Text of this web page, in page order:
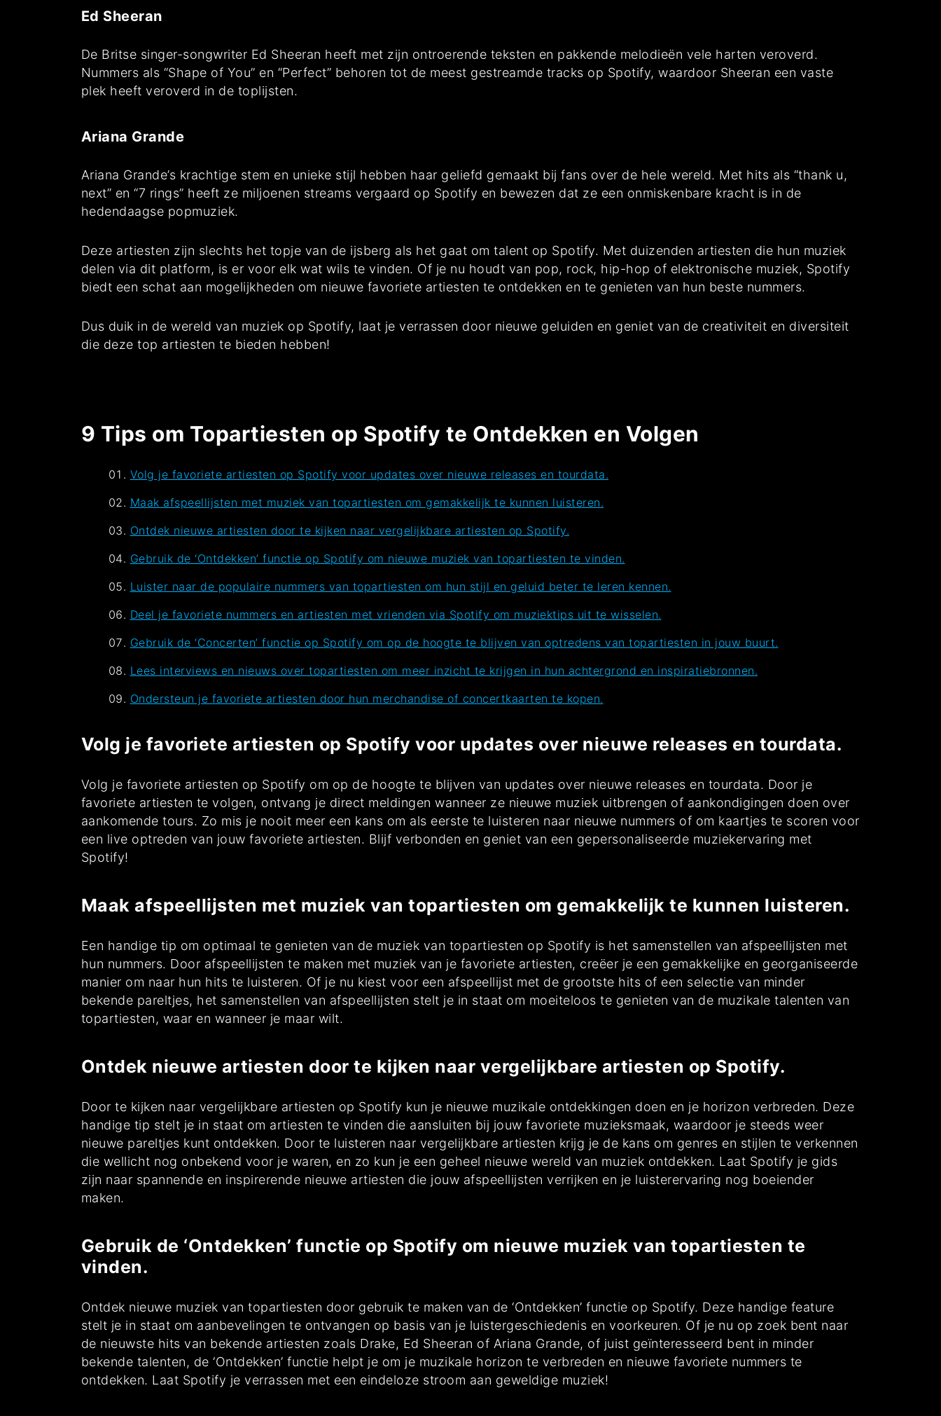
Ed Sheeran
De Britse singer-songwriter Ed Sheeran heeft met zijn ontroerende teksten en pakkende melodieën vele harten veroverd.
Nummers als “Shape of You” en “Perfect” behoren tot de meest gestreamde tracks op Spotify, waardoor Sheeran een vaste
plek heeft veroverd in de toplijsten.
Ariana Grande
Ariana Grande’s krachtige stem en unieke stijl hebben haar geliefd gemaakt bij fans over de hele wereld. Met hits als “thank u,
next” en “7 rings” heeft ze miljoenen streams vergaard op Spotify en bewezen dat ze een onmiskenbare kracht is in de
hedendaagse popmuziek.
Deze artiesten zijn slechts het topje van de ijsberg als het gaat om talent op Spotify. Met duizenden artiesten die hun muziek
delen via dit platform, is er voor elk wat wils te vinden. Of je nu houdt van pop, rock, hip-hop of elektronische muziek, Spotify
biedt een schat aan mogelijkheden om nieuwe favoriete artiesten te ontdekken en te genieten van hun beste nummers.
Dus duik in de wereld van muziek op Spotify, laat je verrassen door nieuwe geluiden en geniet van de creativiteit en diversiteit
die deze top artiesten te bieden hebben!
9 Tips om Topartiesten op Spotify te Ontdekken en Volgen
Volg je favoriete artiesten op Spotify voor updates over nieuwe releases en tourdata.
Maak afspeellijsten met muziek van topartiesten om gemakkelijk te kunnen luisteren.
Ontdek nieuwe artiesten door te kijken naar vergelijkbare artiesten op Spotify.
Gebruik de ‘Ontdekken’ functie op Spotify om nieuwe muziek van topartiesten te vinden.
Luister naar de populaire nummers van topartiesten om hun stijl en geluid beter te leren kennen.
Deel je favoriete nummers en artiesten met vrienden via Spotify om muziektips uit te wisselen.
Gebruik de ‘Concerten’ functie op Spotify om op de hoogte te blijven van optredens van topartiesten in jouw buurt.
Lees interviews en nieuws over topartiesten om meer inzicht te krijgen in hun achtergrond en inspiratiebronnen.
Ondersteun je favoriete artiesten door hun merchandise of concertkaarten te kopen.
Volg je favoriete artiesten op Spotify voor updates over nieuwe releases en tourdata.
Volg je favoriete artiesten op Spotify om op de hoogte te blijven van updates over nieuwe releases en tourdata. Door je
favoriete artiesten te volgen, ontvang je direct meldingen wanneer ze nieuwe muziek uitbrengen of aankondigingen doen over
aankomende tours. Zo mis je nooit meer een kans om als eerste te luisteren naar nieuwe nummers of om kaartjes te scoren voor
een live optreden van jouw favoriete artiesten. Blijf verbonden en geniet van een gepersonaliseerde muziekervaring met
Spotify!
Maak afspeellijsten met muziek van topartiesten om gemakkelijk te kunnen luisteren.
Een handige tip om optimaal te genieten van de muziek van topartiesten op Spotify is het samenstellen van afspeellijsten met
hun nummers. Door afspeellijsten te maken met muziek van je favoriete artiesten, creëer je een gemakkelijke en georganiseerde
manier om naar hun hits te luisteren. Of je nu kiest voor een afspeellijst met de grootste hits of een selectie van minder
bekende pareltjes, het samenstellen van afspeellijsten stelt je in staat om moeiteloos te genieten van de muzikale talenten van
topartiesten, waar en wanneer je maar wilt.
Ontdek nieuwe artiesten door te kijken naar vergelijkbare artiesten op Spotify.
Door te kijken naar vergelijkbare artiesten op Spotify kun je nieuwe muzikale ontdekkingen doen en je horizon verbreden. Deze
handige tip stelt je in staat om artiesten te vinden die aansluiten bij jouw favoriete muzieksmaak, waardoor je steeds weer
nieuwe pareltjes kunt ontdekken. Door te luisteren naar vergelijkbare artiesten krijg je de kans om genres en stijlen te verkennen
die wellicht nog onbekend voor je waren, en zo kun je een geheel nieuwe wereld van muziek ontdekken. Laat Spotify je gids
zijn naar spannende en inspirerende nieuwe artiesten die jouw afspeellijsten verrijken en je luisterervaring nog boeiender
maken.
Gebruik de ‘Ontdekken’ functie op Spotify om nieuwe muziek van topartiesten te
vinden.
Ontdek nieuwe muziek van topartiesten door gebruik te maken van de ‘Ontdekken’ functie op Spotify. Deze handige feature
stelt je in staat om aanbevelingen te ontvangen op basis van je luistergeschiedenis en voorkeuren. Of je nu op zoek bent naar
de nieuwste hits van bekende artiesten zoals Drake, Ed Sheeran of Ariana Grande, of juist geïnteresseerd bent in minder
bekende talenten, de ‘Ontdekken’ functie helpt je om je muzikale horizon te verbreden en nieuwe favoriete nummers te
ontdekken. Laat Spotify je verrassen met een eindeloze stroom aan geweldige muziek!